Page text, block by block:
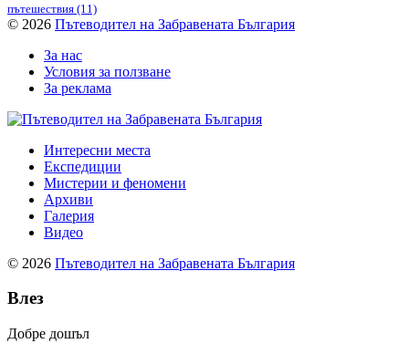
пътешествия (11)
© 2026 Пътеводител на Забравената България
За нас
Условия за ползване
За реклама
Интересни места
Експедиции
Мистерии и феномени
Архиви
Галерия
Видео
© 2026 Пътеводител на Забравената България
Влез
Добре дошъл